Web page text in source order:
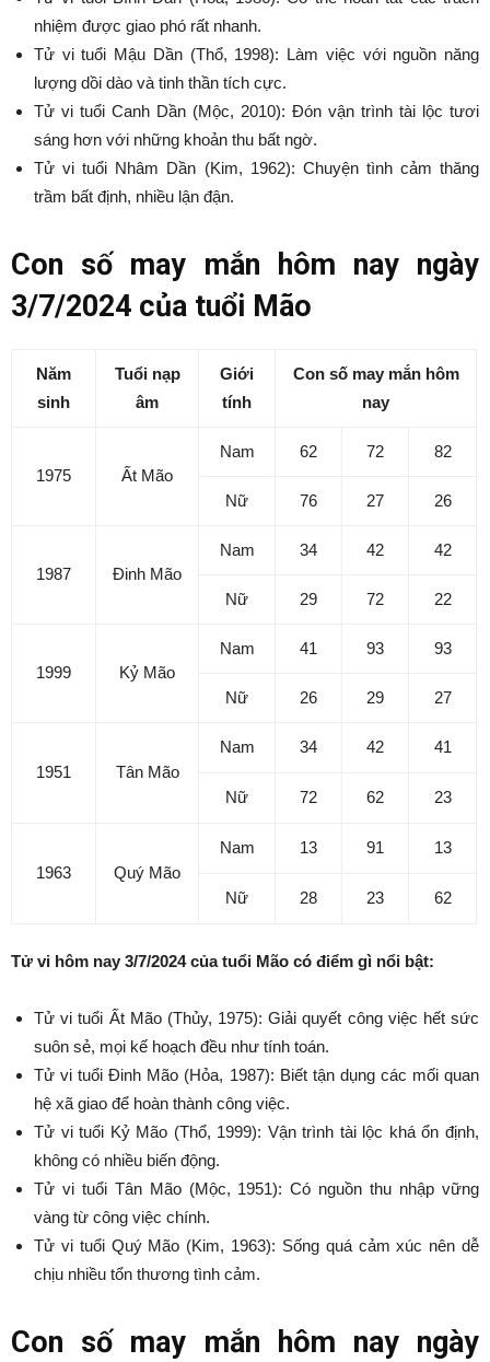
nhiệm được giao phó rất nhanh.
Tử vi tuổi Mậu Dần (Thổ, 1998): Làm việc với nguồn năng
lượng dồi dào và tinh thần tích cực.
Tử vi tuổi Canh Dần (Mộc, 2010): Đón vận trình tài lộc tươi
sáng hơn với những khoản thu bất ngờ.
Tử vi tuổi Nhâm Dần (Kim, 1962): Chuyện tình cảm thăng
trầm bất định, nhiều lận đận.
Con số may mắn hôm nay ngày
3/7/2024 của tuổi Mão
Năm
sinh
Tuổi nạp
âm
Giới
tính
Con số may mắn hôm
nay
1975 Ất Mão
Nam 62 72 82
Nữ 76 27 26
1987 Đinh Mão
Nam 34 42 42
Nữ 29 72 22
1999 Kỷ Mão
Nam 41 93 93
Nữ 26 29 27
1951 Tân Mão
Nam 34 42 41
Nữ 72 62 23
1963 Quý Mão
Nam 13 91 13
Nữ 28 23 62
Tử vi hôm nay 3/7/2024 của tuổi Mão có điểm gì nổi bật:
Tử vi tuổi Ất Mão (Thủy, 1975): Giải quyết công việc hết sức
suôn sẻ, mọi kế hoạch đều như tính toán.
Tử vi tuổi Đinh Mão (Hỏa, 1987): Biết tận dụng các mối quan
hệ xã giao để hoàn thành công việc.
Tử vi tuổi Kỷ Mão (Thổ, 1999): Vận trình tài lộc khá ổn định,
không có nhiều biến động.
Tử vi tuổi Tân Mão (Mộc, 1951): Có nguồn thu nhập vững
vàng từ công việc chính.
Tử vi tuổi Quý Mão (Kim, 1963): Sống quá cảm xúc nên dễ
chịu nhiều tổn thương tình cảm.
Con số may mắn hôm nay ngày